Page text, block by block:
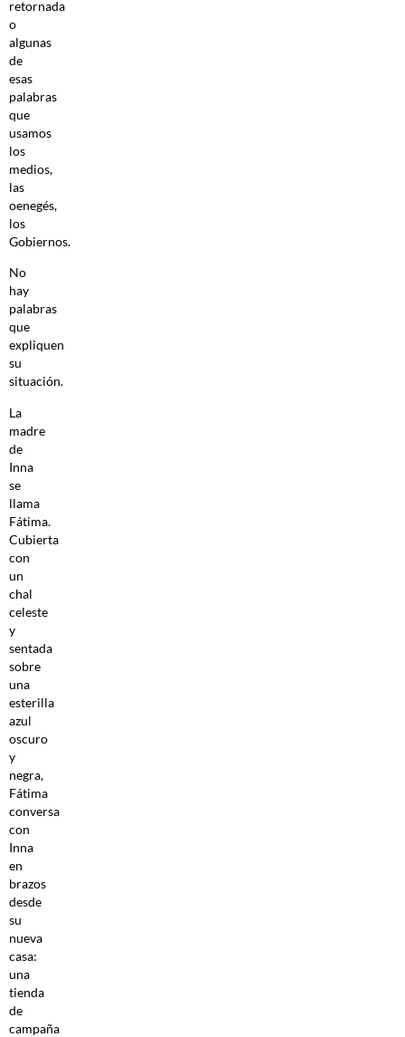
retornada
o
algunas
de
esas
palabras
que
usamos
los
medios,
las
oenegés,
los
Gobiernos.
No
hay
palabras
que
expliquen
su
situación.
La
madre
de
Inna
se
llama
Fátima.
Cubierta
con
un
chal
celeste
y
sentada
sobre
una
esterilla
azul
oscuro
y
negra,
Fátima
conversa
con
Inna
en
brazos
desde
su
nueva
casa:
una
tienda
de
campaña